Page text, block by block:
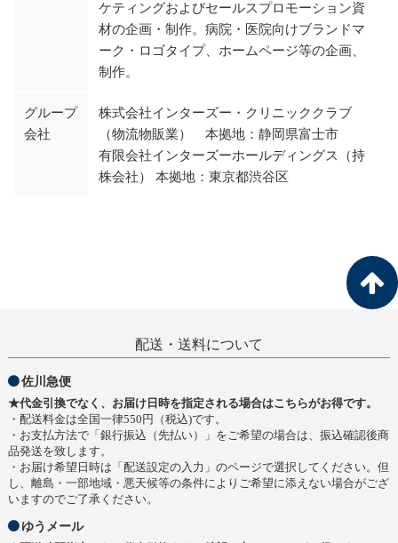
ケティングおよびセールスプロモーション資
材の企画・制作。病院・医院向けブランドマ
ーク・ロゴタイプ、ホームページ等の企画、
制作。
グループ
会社
株式会社インターズー・クリニッククラブ
（物流物販業） 本拠地：静岡県富士市
有限会社インターズーホールディングス（持
株会社） 本拠地：東京都渋谷区
配送・送料について
佐川急便
★代金引換でなく、お届け日時を指定される場合はこちらがお得です。
・配送料金は全国一律550円（税込)です。
・お支払方法で「銀行振込（先払い）」をご希望の場合は、振込確認後商
品発送を致します。
・お届け希望日時は「配送設定の入力」のページで選択してください。但
し、離島・一部地域・悪天候等の条件によりご希望に添えない場合がござ
いますのでご了承ください。
ゆうメール